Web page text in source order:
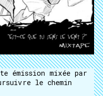
émission mixée par
le chemin